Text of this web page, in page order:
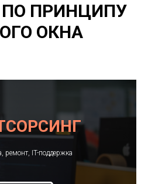
ПО ПРИНЦИПУ
ОКНА
ремонт, IT-поддержка